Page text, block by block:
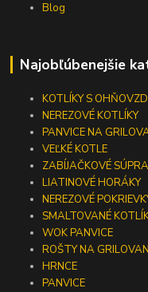
Blog
Najobľúbenejšie
KOTLÍKY S
NEREZOVÉ KOTLÍKY
PANVICE NA
VEĽKÉ KOTLE
ZABÍJAČKOVÉ
LIATINOVÉ HORÁKY
NEREZOVÉ
SMALTOVANÉ
WOK PANVICE
ROŠTY NA
HRNCE
PANVICE